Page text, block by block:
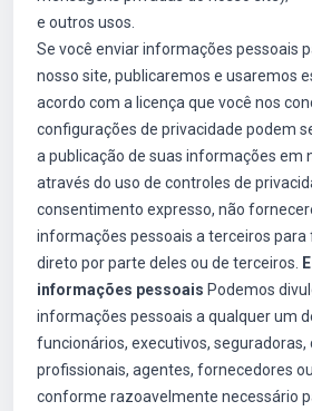
e outros usos.
Se você enviar informações pessoais
nosso site, publicaremos e usaremos
acordo com a licença que você nos
configurações de privacidade podem
a publicação de suas informações em
através do uso de controles de
consentimento expresso, não
informações pessoais a terceiros para
direto por parte deles ou de terceiros.
informações pessoais Podemos
informações pessoais a qualquer um
funcionários, executivos, seguradoras,
profissionais, agentes, fornecedores
conforme razoavelmente necessário